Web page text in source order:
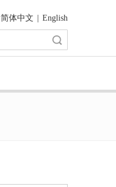
简体中文 English